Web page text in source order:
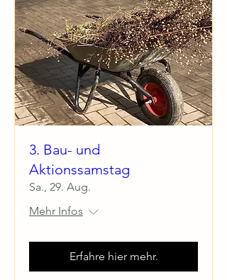
3. Bau- und
Aktionssamstag
Sa., 29. Aug.
Mehr Infos
Erfahre hier mehr.